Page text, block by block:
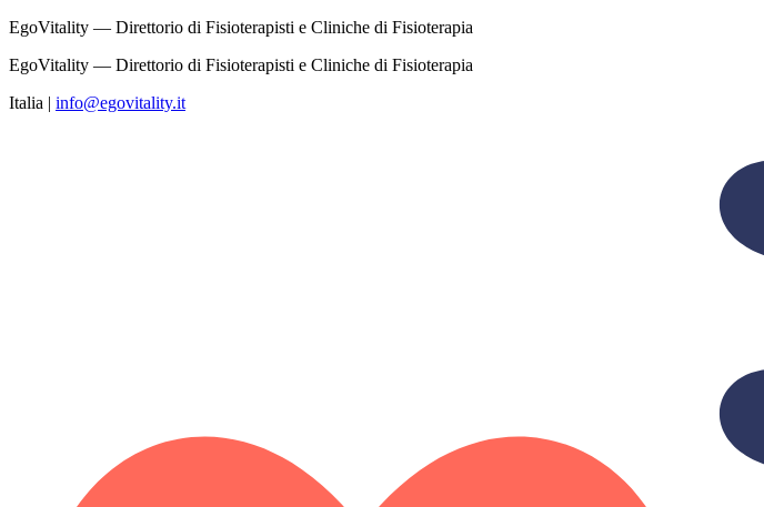
EgoVitality — Direttorio di Fisioterapisti e Cliniche di Fisioterapia
EgoVitality — Direttorio di Fisioterapisti e Cliniche di Fisioterapia
Italia | info@egovitality.it